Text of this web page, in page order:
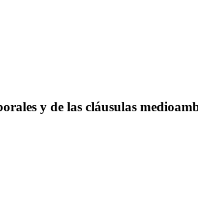
y de las cláusulas